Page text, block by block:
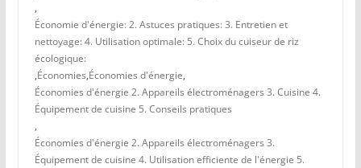
,
Économie d'énergie: 2. Astuces pratiques: 3. Entretien et
nettoyage: 4. Utilisation optimale: 5. Choix du cuiseur de riz
écologique:
,Économies,Économies d'énergie,
Économies d'énergie 2. Appareils électroménagers 3. Cuisine 4.
Équipement de cuisine 5. Conseils pratiques
,
Économies d'énergie 2. Appareils électroménagers 3.
Équipement de cuisine 4. Utilisation efficiente de l'énergie 5.